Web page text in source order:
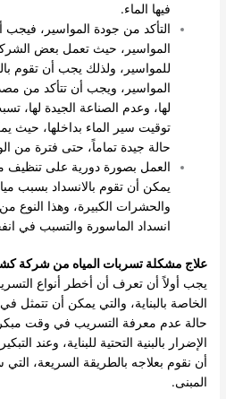
فيها الماء.
التأكد من جودة المواسير، فيجب
المواسير، حيث تعمل بعض
للمواسير، ولذلك يجب أن تقوم
المواسير، ويجب أن تتأكد من
لها، وعدم الصناعة الجيدة لها،
توقيت سير الماء بداخلها، حيث
حالة جيدة تماماً، حتى فترة من
العمل بصورة دورية على تنظيف
يمكن أن تقوم بالانسداد بسبب
والحشرات الكبيرة، وهذا النوع
انسداد الماسورة والتسبب في
علاج مشكلة تسربات المياه من شركة كشف
يجب أولاً أن تعرف أن أخطر أنواع
الخاصة بالبناية، والتي يمكن أن تتمثل
حالة عدم معرفة التسريب في وقت
الإضرار بالبنية التحتية للبناية، وعند
أن نقوم بعلاجه بالطريقة السريعة،
المبنى.